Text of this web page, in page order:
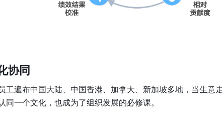
协同
遍布中国大陆、中国香港、加拿大、新加坡多地，当生意
一个文化，也成为了组织发展的必修课。